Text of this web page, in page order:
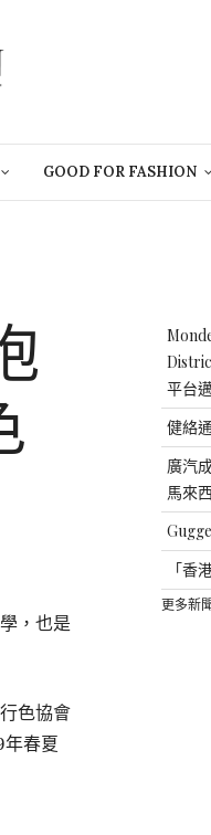
GOOD FOR FASHION
，也是
色協會
春夏
平台
健絡
廣汽
馬來
「香
更多新